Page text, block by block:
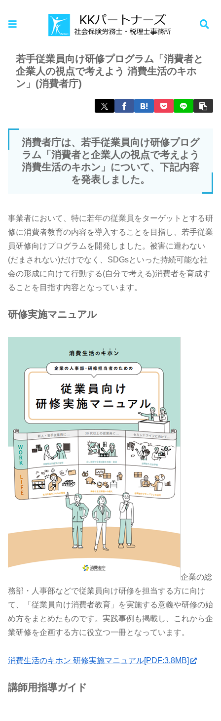
お知らせ
若手従業員向け研修プログラム「消費者と
企業人の視点で考えよう 消費生活のキホ
ン」(消費者庁)
消費者庁は、若手従業員向け研修プログ
ラム「消費者と企業人の視点で考えよう
消費生活のキホン」について、下記内容
を発表しました。
事業者において、特に若年の従業員をターゲットとする研
修に消費者教育の内容を導入することを目指し、若手従業
員研修向けプログラムを開発しました。被害に遭わない
(だまされない)だけでなく、SDGsといった持続可能な社
会の形成に向けて行動する(自分で考える)消費者を育成す
ることを目指す内容となっています。
研修実施マニュアル
企業の総
務部・人事部などで従業員向け研修を担当する方に向け
て、「従業員向け消費者教育」を実施する意義や研修の始
め方をまとめたものです。実践事例も掲載し、これから企
業研修を企画する方に役立つ一冊となっています。
消費生活のキホン 研修実施マニュアル[PDF:3.8MB]
講師用指導ガイド